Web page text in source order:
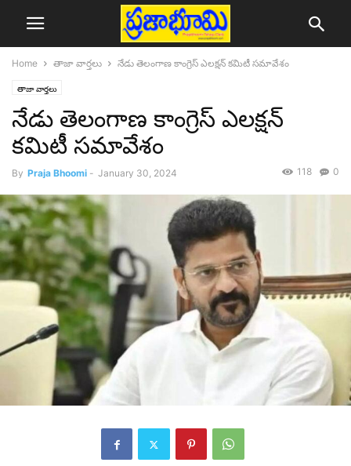
Home తాజా వార్తలు నేడు తెలంగాణ కాంగ్రెస్‌ ఎలక్షన్‌ కమిటీ సమావేశం
తాజా వార్తలు
నేడు తెలంగాణ కాంగ్రెస్‌ ఎలక్షన్‌
కమిటీ సమావేశం
By Praja Bhoomi - January 30, 2024 0
118